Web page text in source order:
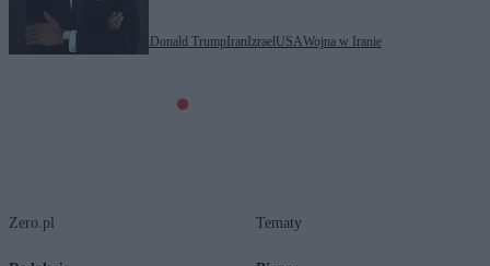
Binjamin NetanjahuDonald TrumpIranIzraelUSAWojna w Iranie
Zero.pl Tematy